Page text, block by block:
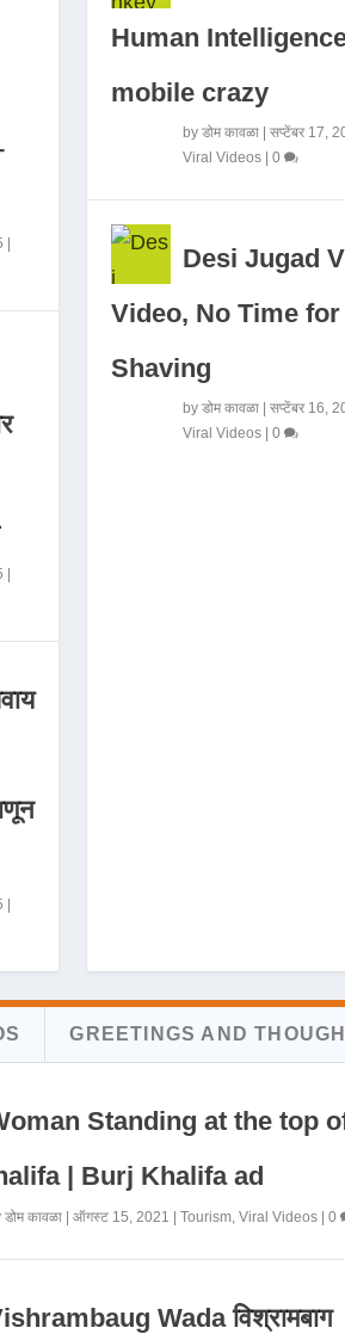
|
|
|
Human
mobile crazy
by डोम कावळा| सप्टेंबर 17,
Viral Videos| 0
Desi Jugad
Video, No Time for
Shaving
by डोम कावळा| सप्टेंबर 16,
Viral Videos| 0
GREETINGS AND
Standing at the top
| Burj Khalifa ad
डोम कावळा| ऑगस्ट 15, 2021 | Tourism, Viral Videos| 0
Wada विश्रामबाग